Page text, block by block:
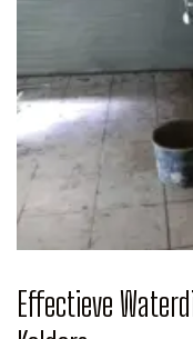
Effectieve